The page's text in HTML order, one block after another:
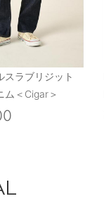
スラブリジット
ム＜Cigar＞